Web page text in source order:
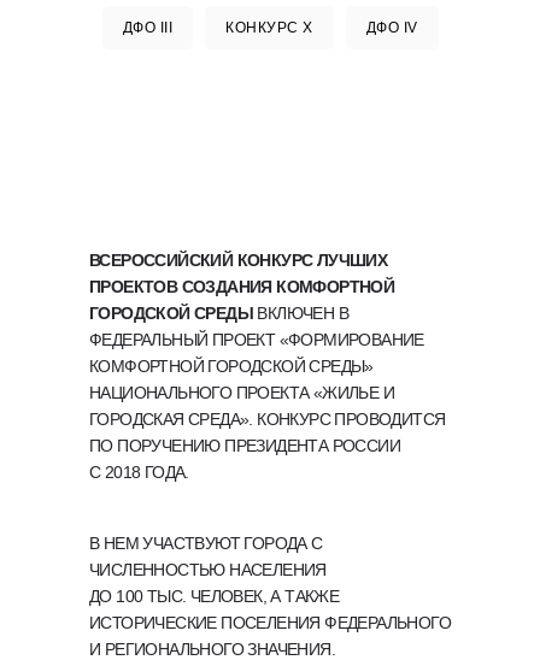
ДФО III КОНКУРС Х ДФО IV
ВСЕРОССИЙСКИЙ КОНКУРС ЛУЧШИХ
ПРОЕКТОВ СОЗДАНИЯ КОМФОРТНОЙ
ГОРОДСКОЙ СРЕДЫ ВКЛЮЧЕН В
ФЕДЕРАЛЬНЫЙ ПРОЕКТ «ФОРМИРОВАНИЕ
КОМФОРТНОЙ ГОРОДСКОЙ СРЕДЫ»
НАЦИОНАЛЬНОГО ПРОЕКТА «ЖИЛЬЕ И
ГОРОДСКАЯ СРЕДА». КОНКУРС ПРОВОДИТСЯ
ПО ПОРУЧЕНИЮ ПРЕЗИДЕНТА РОССИИ
С 2018 ГОДА.
В НЕМ УЧАСТВУЮТ ГОРОДА С
ЧИСЛЕННОСТЬЮ НАСЕЛЕНИЯ
ДО 100 ТЫС. ЧЕЛОВЕК, А ТАКЖЕ
ИСТОРИЧЕСКИЕ ПОСЕЛЕНИЯ ФЕДЕРАЛЬНОГО
И РЕГИОНАЛЬНОГО ЗНАЧЕНИЯ.